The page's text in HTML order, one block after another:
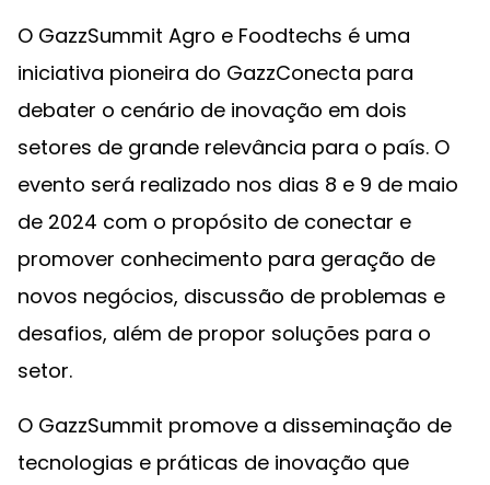
O GazzSummit Agro e Foodtechs é uma
iniciativa pioneira do GazzConecta para
debater o cenário de inovação em dois
setores de grande relevância para o país. O
evento será realizado nos dias 8 e 9 de maio
de 2024 com o propósito de conectar e
promover conhecimento para geração de
novos negócios, discussão de problemas e
desafios, além de propor soluções para o
setor.
O GazzSummit promove a disseminação de
tecnologias e práticas de inovação que